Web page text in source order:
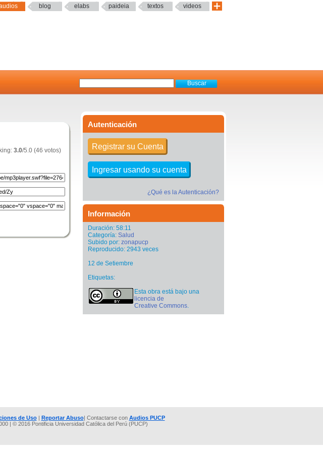
blog elabs paideia textos videos
Autenticación
Registrar su Cuenta
Ingresar usando su cuenta
¿Qué es la Autenticación?
Información
Duración: 58:11
Categoría: Salud
Subido por: zonapucp
Reproducido: 2943 veces
12 de Setiembre
Etiquetas:
Esta obra está bajo una
licencia de
Creative Commons.
3.0/5.0 (46 votos)
de Uso| Reportar Abuso| Contactarse con Audios PUCP
| © 2016 Pontificia Universidad Católica del Perú (PUCP)